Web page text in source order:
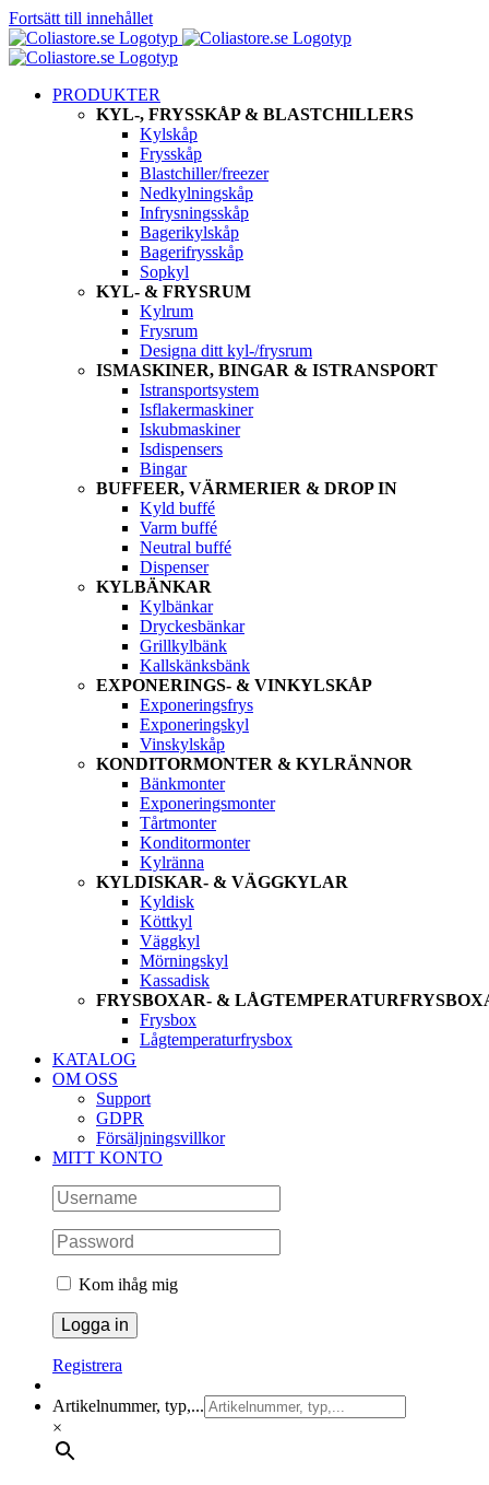
Fortsätt till innehållet
PRODUKTER
KYL-, FRYSSKÅP & BLASTCHILLERS
Kylskåp
Frysskåp
Blastchiller/freezer
Nedkylningskåp
Infrysningsskåp
Bagerikylskåp
Bagerifrysskåp
Sopkyl
KYL- & FRYSRUM
Kylrum
Frysrum
Designa ditt kyl-/frysrum
ISMASKINER, BINGAR & ISTRANSPORT
Istransportsystem
Isflakermaskiner
Iskubmaskiner
Isdispensers
Bingar
BUFFEER, VÄRMERIER & DROP IN
Kyld buffé
Varm buffé
Neutral buffé
Dispenser
KYLBÄNKAR
Kylbänkar
Dryckesbänkar
Grillkylbänk
Kallskänksbänk
EXPONERINGS- & VINKYLSKÅP
Exponeringsfrys
Exponeringskyl
Vinskylskåp
KONDITORMONTER & KYLRÄNNOR
Bänkmonter
Exponeringsmonter
Tårtmonter
Konditormonter
Kylränna
KYLDISKAR- & VÄGGKYLAR
Kyldisk
Köttkyl
Väggkyl
Mörningskyl
Kassadisk
FRYSBOXAR- &
Frysbox
Lågtemperaturfrysbox
KATALOG
OM OSS
Support
GDPR
Försäljningsvillkor
MITT KONTO
Kom ihåg mig
Registrera
Artikelnummer, typ,...
×